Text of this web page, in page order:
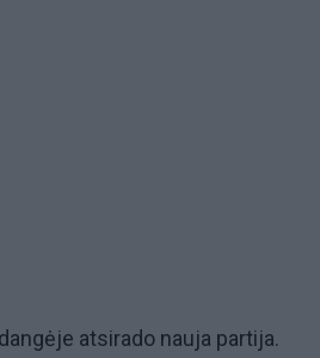
atsirado nauja partija.